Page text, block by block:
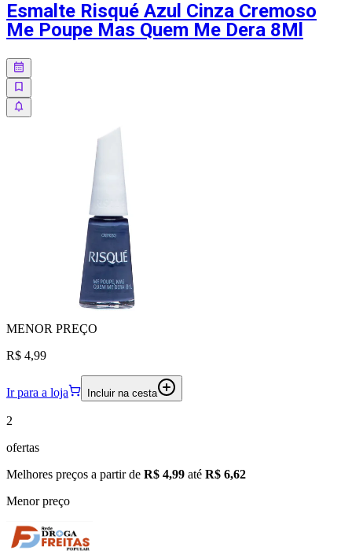
Esmalte Risqué Azul Cinza Cremoso
Me Poupe Mas Quem Me Dera 8Ml
MENOR PREÇO
R$ 4,99
Ir para a loja Incluir na cesta
2
ofertas
Melhores preços a partir de R$ 4,99 até R$ 6,62
Menor preço